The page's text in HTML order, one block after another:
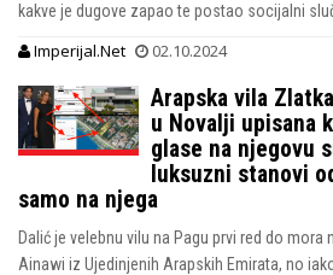
kakve je dugove zapao te postao socijalni
Imperijal.Net 02.10.2024
Arapska vila
u Novalji upisana
glase na njegovu
luksuzni stanovi
samo na njega
Dalić je velebnu vilu na Pagu prvi red do mora
Ainawi iz Ujedinjenih Arapskih Emirata, no